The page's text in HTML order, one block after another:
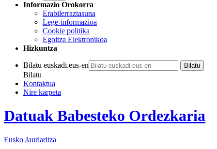
Informazio Orokorra
Erabilerraztasuna
Lege-informazioa
Cookie politika
Egoitza Elektronikoa
Hizkuntza
Bilatu euskadi.eus-en
Bilatu
Kontaktua
Nire karpeta
Datuak Babesteko Ordezkaria
Eusko Jaurlaritza